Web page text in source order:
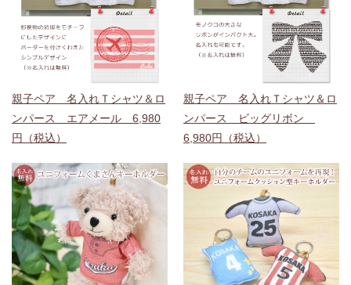
親子ペア 名入れＴシャツ＆ロ
ンパース エアメール 6,980
円（税込）
親子ペア 名入れＴシャツ＆ロ
ンパース ビッグリボン
6,980円（税込）